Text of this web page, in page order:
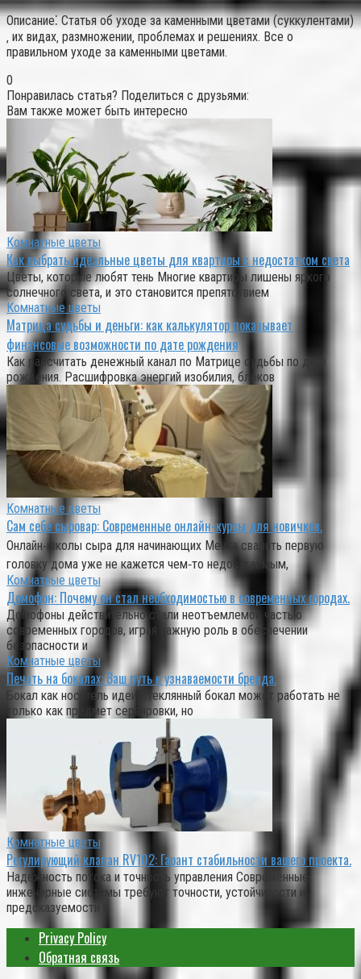
Описание⁚ Статья об уходе за каменными цветами (суккулентами)
‚ их видах‚ размножении‚ проблемах и решениях. Все о
правильном уходе за каменными цветами.
0
Понравилась статья? Поделиться с друзьями:
Вам также может быть интересно
Комнатные цветы
Как выбрать идеальные цветы для квартиры с недостатком света
Цветы, которые любят тень Многие квартиры лишены яркого
солнечного света, и это становится препятствием
Комнатные цветы
Матрица судьбы и деньги: как калькулятор показывает
финансовые возможности по дате рождения
Как рассчитать денежный канал по Матрице судьбы по дате
рождения. Расшифровка энергий изобилия, блоков
Комнатные цветы
Сам себе сыровар: Современные онлайн-курсы для новичков.
Онлайн‑школы сыра для начинающих Мечта сварить первую
головку дома уже не кажется чем‑то недосягаемым,
Комнатные цветы
Домофон: Почему он стал необходимостью в современных городах.
Домофоны действительно стали неотъемлемой частью
современных городов, играя важную роль в обеспечении
безопасности и
Комнатные цветы
Печать на бокалах: Ваш путь к узнаваемости бренда.
Бокал как носитель идеи Стеклянный бокал может работать не
только как предмет сервировки, но
Комнатные цветы
Регулирующий клапан RV102: Гарант стабильности вашего проекта.
Надежность потока и точность управления Современные
инженерные системы требуют точности, устойчивости и
предсказуемости в
Privacy Policy
Обратная связь